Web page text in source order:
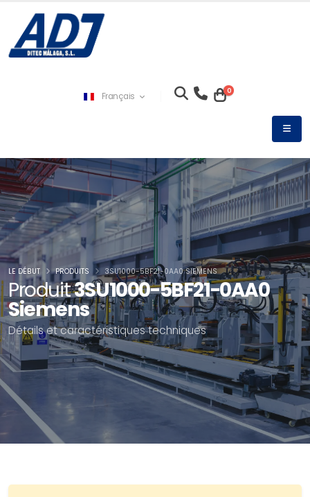
Français 0
Produit3SU1000-5BF21-0AA0
Siemens
Détails et caractéristiques techniques
LE DÉBUT PRODUITS 3SU1000-5BF21-0AA0 SIEMENS